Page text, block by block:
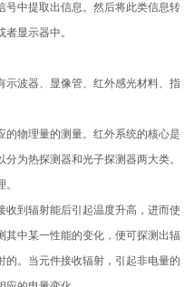
号中提取出信息。然后将此类信息转
显示器中。
示波器、显像管、红外感光材料、指
的物理量的测量。红外系统的核心是
为热探测器和光子探测器两大类。
收到辐射能后引起温度升高，进而使
其中某一性能的变化，便可探测出辐
的。当元件接收辐射，引起非电量的